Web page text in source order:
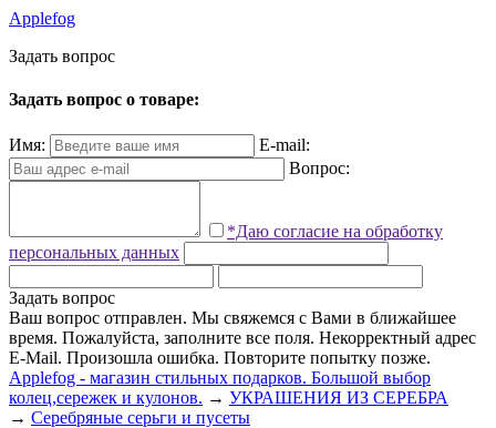
Applefog
Задать вопрос
Задать вопрос о товаре:
Имя:
E-mail:
Вопрос:
*Даю согласие на обработку
персональных данных
Задать вопрос
Ваш вопрос отправлен. Мы свяжемся с Вами в ближайшее
время. Пожалуйста, заполните все поля. Некорректный адрес
E-Mail. Произошла ошибка. Повторите попытку позже.
Applefog - магазин стильных подарков. Большой выбор
колец,сережек и кулонов. → УКРАШЕНИЯ ИЗ СЕРЕБРА
→ Серебряные серьги и пусеты